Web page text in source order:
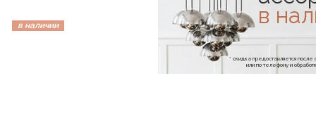
в наличии в
* скидка предоставляется
или по телефону и